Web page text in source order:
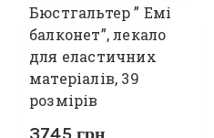
Бюстгальтер ” Емі
балконет”, лекало
для еластичних
матеріалів, 39
розмірів
грн